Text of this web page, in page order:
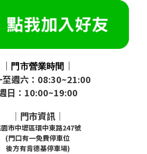
｜ 門市營業時間 ｜
至週六：08:30~21:00
日：10:00~19:00
｜門市資訊｜
市中壢區環中東路247號
(門口有一免費停車位
後方有肯德基停車場)